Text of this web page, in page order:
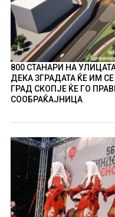
800 СТАНАРИ НА
ДЕКА ЗГРАДАТА ЌЕ ИМ
ГРАД СКОПЈЕ ЌЕ ГО
СООБРАЌАЈНИЦА